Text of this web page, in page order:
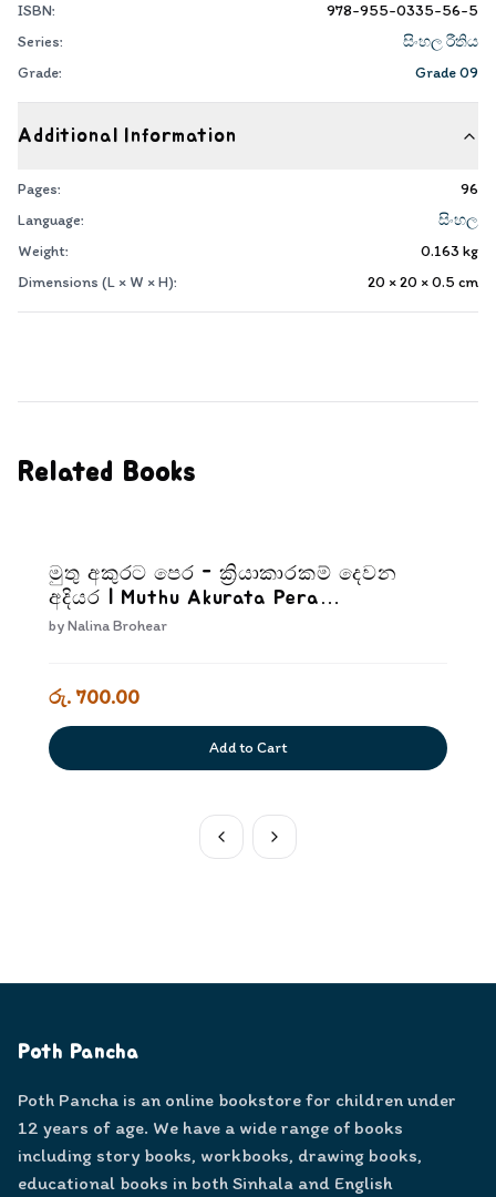
ISBN:
978-955-0335-56-5
Series:
සිංහල රීතිය
Grade:
Grade 09
Additional Information
Pages:
96
Language:
සිංහල
Weight:
0.163 kg
Dimensions (L × W × H):
20 × 20 × 0.5 cm
Related Books
මුතු අකුරට පෙර - ක්‍රියාකාරකම් දෙවන
අදියර | Muthu Akurata Pera
Kriyakarakam Dewana Adiyara
byNalina Brohear
රු. 700.00
Add to Cart
Poth Pancha
Poth Pancha is an online bookstore for children under
12 years of age. We have a wide range of books
including story books, workbooks, drawing books,
educational books in both Sinhala and English